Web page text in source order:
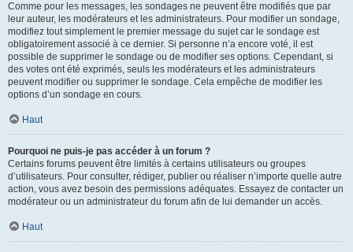
Comme pour les messages, les sondages ne peuvent être modifiés que par
leur auteur, les modérateurs et les administrateurs. Pour modifier un sondage,
modifiez tout simplement le premier message du sujet car le sondage est
obligatoirement associé à ce dernier. Si personne n’a encore voté, il est
possible de supprimer le sondage ou de modifier ses options. Cependant, si
des votes ont été exprimés, seuls les modérateurs et les administrateurs
peuvent modifier ou supprimer le sondage. Cela empêche de modifier les
options d’un sondage en cours.
Haut
Pourquoi ne puis-je pas accéder à un forum ?
Certains forums peuvent être limités à certains utilisateurs ou groupes
d’utilisateurs. Pour consulter, rédiger, publier ou réaliser n’importe quelle autre
action, vous avez besoin des permissions adéquates. Essayez de contacter un
modérateur ou un administrateur du forum afin de lui demander un accès.
Haut